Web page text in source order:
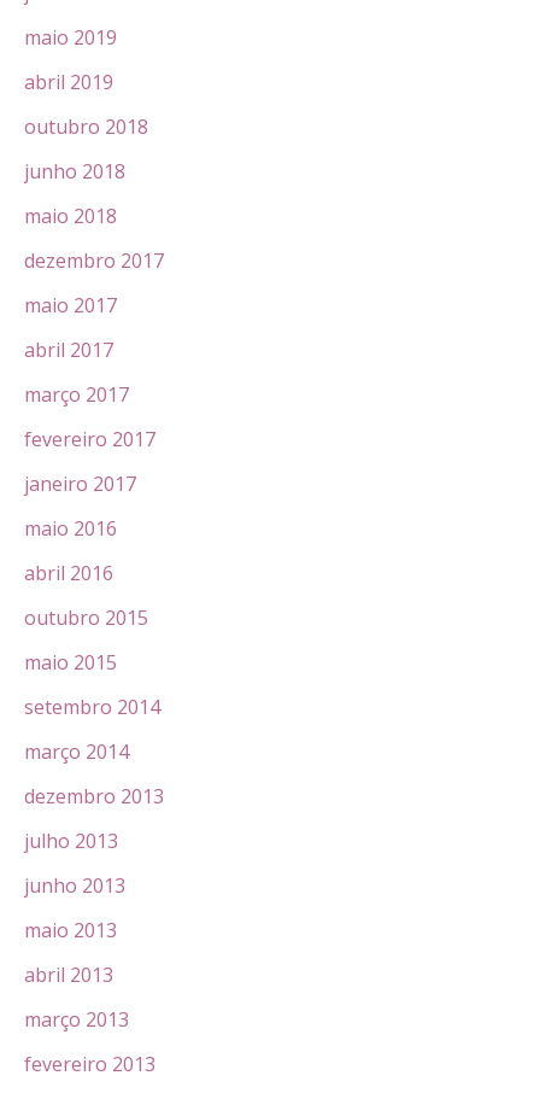
maio 2019
abril 2019
outubro 2018
junho 2018
maio 2018
dezembro 2017
maio 2017
abril 2017
março 2017
fevereiro 2017
janeiro 2017
maio 2016
abril 2016
outubro 2015
maio 2015
setembro 2014
março 2014
dezembro 2013
julho 2013
junho 2013
maio 2013
abril 2013
março 2013
fevereiro 2013